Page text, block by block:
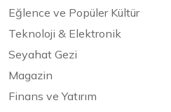
Eğlence ve Popüler Kültür
Teknoloji & Elektronik
Seyahat Gezi
Magazin
Finans ve Yatırım